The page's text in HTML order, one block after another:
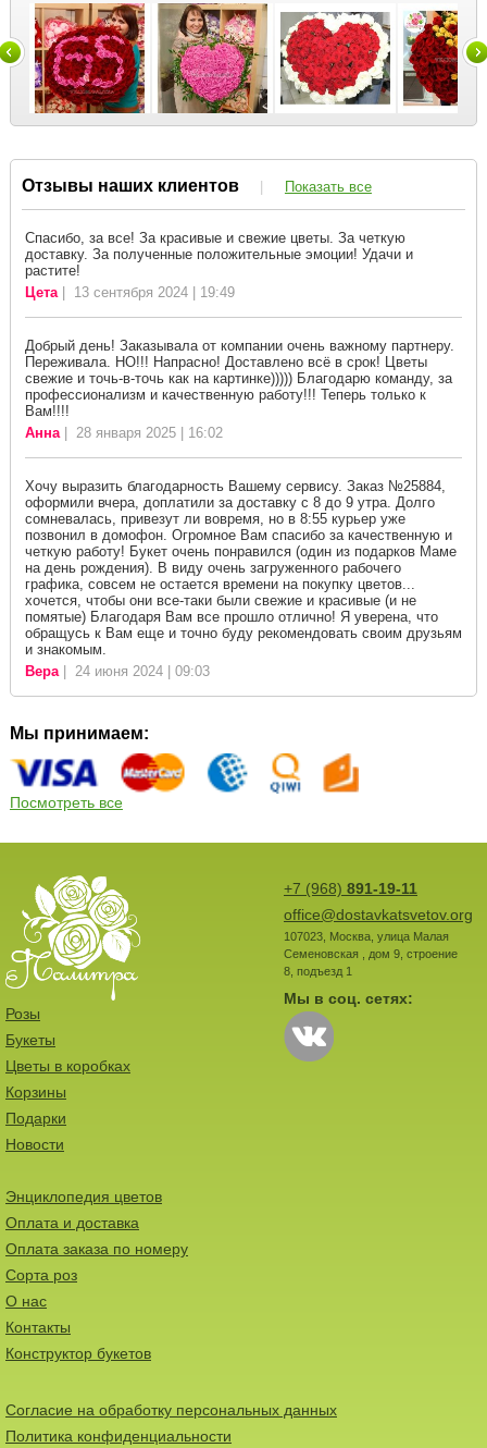
Отзывы наших клиентов | Показать все
Спасибо, за все! За красивые и свежие цветы. За четкую
доставку. За полученные положительные эмоции! Удачи и
растите!
Цета| 13 сентября 2024 | 19:49
Добрый день! Заказывала от компании очень важному партнеру.
Переживала. НО!!! Напрасно! Доставлено всё в срок! Цветы
свежие и точь-в-точь как на картинке))))) Благодарю команду, за
профессионализм и качественную работу!!! Теперь только к
Вам!!!!
Анна| 28 января 2025 | 16:02
Хочу выразить благодарность Вашему сервису. Заказ №25884,
оформили вчера, доплатили за доставку с 8 до 9 утра. Долго
сомневалась, привезут ли вовремя, но в 8:55 курьер уже
позвонил в домофон. Огромное Вам спасибо за качественную и
четкую работу! Букет очень понравился (один из подарков Маме
на день рождения). В виду очень загруженного рабочего
графика, совсем не остается времени на покупку цветов...
хочется, чтобы они все-таки были свежие и красивые (и не
помятые) Благодаря Вам все прошло отлично! Я уверена, что
обращусь к Вам еще и точно буду рекомендовать своим друзьям
и знакомым.
Вера| 24 июня 2024 | 09:03
Мы принимаем:
Посмотреть все
+7 (968) 891-19-11
office@dostavkatsvetov.org
107023, Москва, улица Малая
Семеновская , дом 9, строение
8, подъезд 1
Мы в соц. сетях:
Розы
Букеты
Цветы в коробках
Корзины
Подарки
Новости
Энциклопедия цветов
Оплата и доставка
Оплата заказа по номеру
Сорта роз
О нас
Контакты
Конструктор букетов
Согласие на обработку персональных данных
Политика конфиденциальности